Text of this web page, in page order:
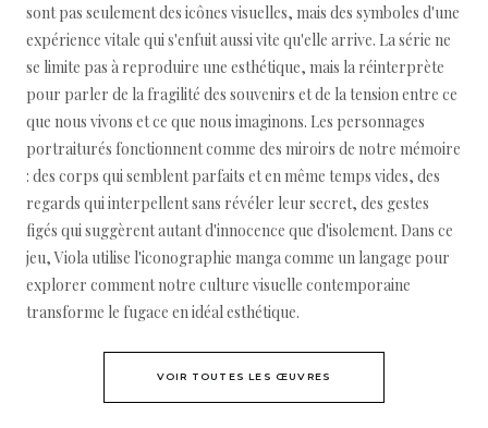
sont pas seulement des icônes visuelles, mais des symboles d'une
expérience vitale qui s'enfuit aussi vite qu'elle arrive. La série ne
se limite pas à reproduire une esthétique, mais la réinterprète
pour parler de la fragilité des souvenirs et de la tension entre ce
que nous vivons et ce que nous imaginons. Les personnages
portraiturés fonctionnent comme des miroirs de notre mémoire
: des corps qui semblent parfaits et en même temps vides, des
regards qui interpellent sans révéler leur secret, des gestes
figés qui suggèrent autant d'innocence que d'isolement. Dans ce
jeu, Viola utilise l'iconographie manga comme un langage pour
explorer comment notre culture visuelle contemporaine
transforme le fugace en idéal esthétique.
VOIR TOUTES LES ŒUVRES